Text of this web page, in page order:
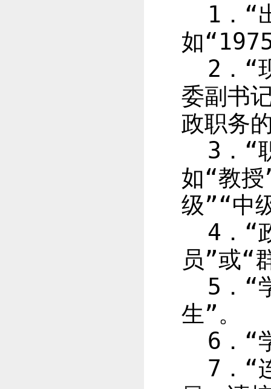
1 ．
如“
2 ．
委副书
政职务
3 ．
如“教
级”“中
4 ．
员”或“
5 ．
生”。
6 ．
7 ．